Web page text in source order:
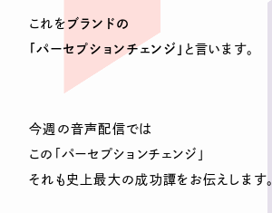
これを ブランドの
「パーセプションチェンジ」 と言います。
今週の音声配信では
この「パーセプションチェンジ」
それも史上最大の成功譚をお伝えします。